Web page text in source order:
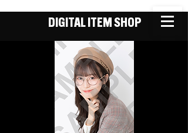
DIGITAL ITEM SHOP